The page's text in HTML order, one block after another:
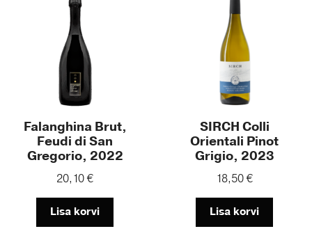
Falanghina Brut,
Feudi di San
Gregorio, 2022
20,10€
Lisa korvi
SIRCH Colli
Orientali Pinot
Grigio, 2023
18,50€
Lisa korvi